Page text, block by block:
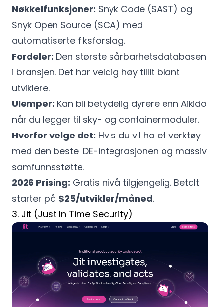
Nøkkelfunksjoner: Snyk Code (SAST) og
Snyk Open Source (SCA) med
automatiserte fiksforslag.
Fordeler: Den største sårbarhetsdatabasen
i bransjen. Det har veldig høy tillit blant
utviklere.
Ulemper: Kan bli betydelig dyrere enn Aikido
når du legger til sky- og containermoduler.
Hvorfor velge det: Hvis du vil ha et verktøy
med den beste IDE-integrasjonen og massiv
samfunnsstøtte.
2026 Prising: Gratis nivå tilgjengelig. Betalt
starter på $25/utvikler/måned.
3. Jit (Just In Time Security)